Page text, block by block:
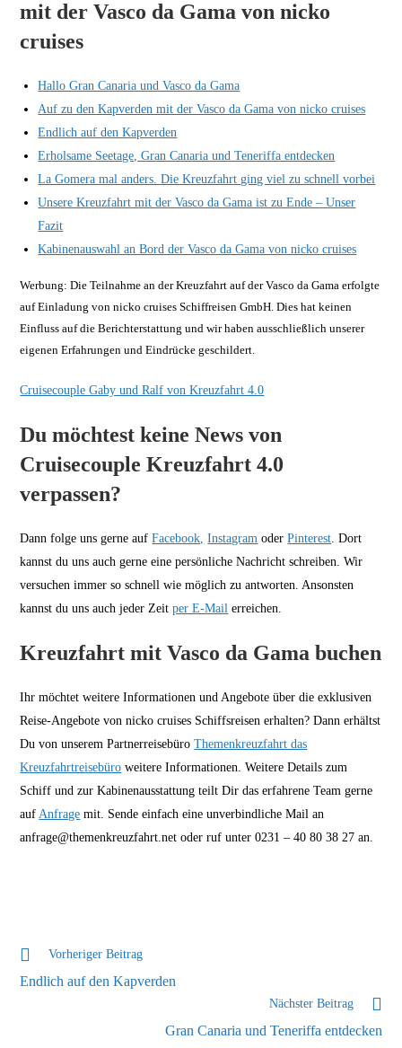
mit der Vasco da Gama von nicko
cruises
Hallo Gran Canaria und Vasco da Gama
Auf zu den Kapverden mit der Vasco da Gama von nicko cruises
Endlich auf den Kapverden
Erholsame Seetage, Gran Canaria und Teneriffa entdecken
La Gomera mal anders. Die Kreuzfahrt ging viel zu schnell vorbei
Unsere Kreuzfahrt mit der Vasco da Gama ist zu Ende – Unser
Fazit
Kabinenauswahl an Bord der Vasco da Gama von nicko cruises
Werbung: Die Teilnahme an der Kreuzfahrt auf der Vasco da Gama erfolgte
auf Einladung von nicko cruises Schiffreisen GmbH. Dies hat keinen
Einfluss auf die Berichterstattung und wir haben ausschließlich unserer
eigenen Erfahrungen und Eindrücke geschildert.
Cruisecouple Gaby und Ralf von Kreuzfahrt 4.0
Du möchtest keine News von
Cruisecouple Kreuzfahrt 4.0
verpassen?
Dann folge uns gerne aufFacebook, Instagram oderPinterest . Dort
kannst du uns auch gerne eine persönliche Nachricht schreiben. Wir
versuchen immer so schnell wie möglich zu antworten. Ansonsten
kannst du uns auch jeder Zeitper E-Mail erreichen.
Kreuzfahrt mit Vasco da Gama buchen
Ihr möchtet weitere Informationen und Angebote über die exklusiven
Reise-Angebote von nicko cruises Schiffsreisen erhalten? Dann erhältst
Du von unserem PartnerreisebüroThemenkreuzfahrt das
Kreuzfahrtreisebüro weitere Informationen. Weitere Details zum
Schiff und zur Kabinenausstattung teilt Dir das erfahrene Team gerne
auf Anfrage mit. Sende einfach eine unverbindliche Mail an
anfrage@themenkreuzfahrt.net oder ruf unter 0231 – 40 80 38 27 an.
Weitere
ansehen
Vorheriger Beitrag
Endlich auf den Kapverden
Nächster Beitrag
Gran Canaria und Teneriffa entdecken